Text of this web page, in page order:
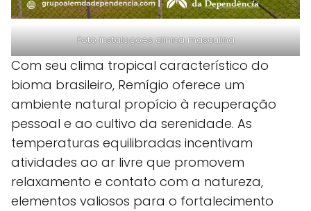
Foto instalaçoes clinica masculina
Com seu clima tropical característico do
bioma brasileiro, Remígio oferece um
ambiente natural propício à recuperação
pessoal e ao cultivo da serenidade. As
temperaturas equilibradas incentivam
atividades ao ar livre que promovem
relaxamento e contato com a natureza,
elementos valiosos para o fortalecimento